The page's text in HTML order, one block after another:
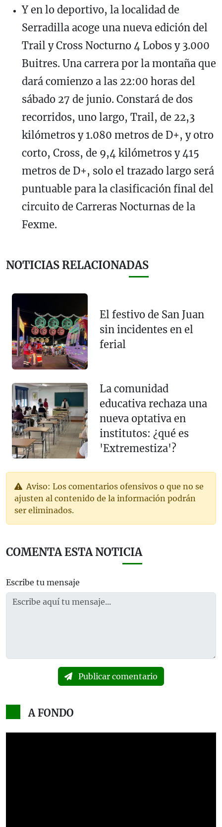
Y en lo deportivo, la localidad de
Serradilla acoge una nueva edición del
Trail y Cross Nocturno 4 Lobos y 3.000
Buitres. Una carrera por la montaña que
dará comienzo a las 22:00 horas del
sábado 27 de junio. Constará de dos
recorridos, uno largo, Trail, de 22,3
kilómetros y 1.080 metros de D+, y otro
corto, Cross, de 9,4 kilómetros y 415
metros de D+, solo el trazado largo será
puntuable para la clasificación final del
circuito de Carreras Nocturnas de la
Fexme.
NOTICIAS RELACIONADAS
El festivo de San Juan
sin incidentes en el
ferial
La comunidad
educativa rechaza una
nueva optativa en
institutos: ¿qué es
'Extremestiza'?
Aviso: Los comentarios ofensivos o que no se
ajusten al contenido de la información podrán
ser eliminados.
COMENTA ESTA NOTICIA
Escribe tu mensaje
Publicar comentario
A FONDO